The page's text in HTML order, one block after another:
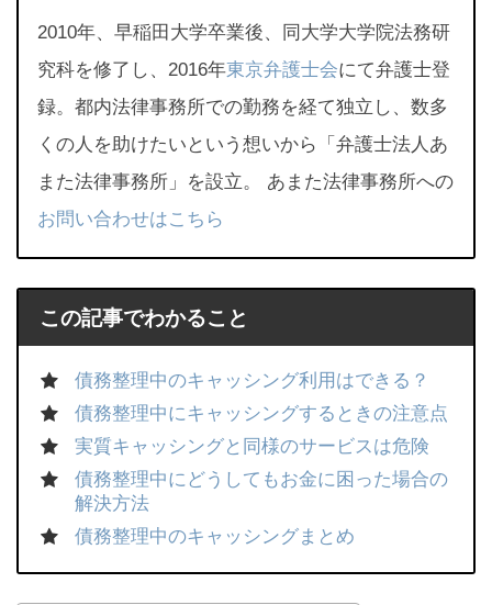
2010年、早稲田大学卒業後、同大学大学院法務研
究科を修了し、2016年東京弁護士会にて弁護士登
録。都内法律事務所での勤務を経て独立し、数多
くの人を助けたいという想いから「弁護士法人あ
また法律事務所」を設立。 あまた法律事務所への
お問い合わせはこちら
この記事でわかること
債務整理中のキャッシング利用はできる？
債務整理中にキャッシングするときの注意点
実質キャッシングと同様のサービスは危険
債務整理中にどうしてもお金に困った場合の
解決方法
債務整理中のキャッシングまとめ